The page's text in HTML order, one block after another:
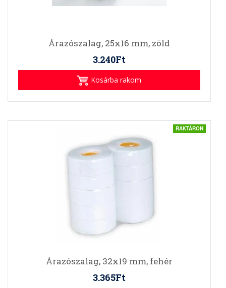
Árazószalag, 25x16 mm, zöld
3.240Ft
Kosárba rakom
RAKTÁRON
Árazószalag, 32x19 mm, fehér
3.365Ft